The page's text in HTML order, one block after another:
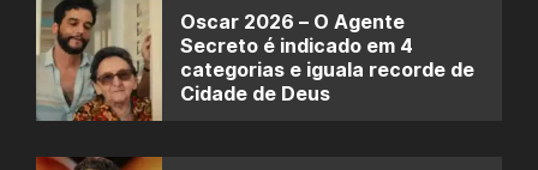
Oscar 2026 – O Agente
Secreto é indicado em 4
categorias e iguala recorde de
Cidade de Deus